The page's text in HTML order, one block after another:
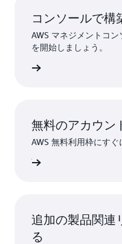
コンソールで構
AWS マネジメントコ
を開始しましょう。
無料のアカウン
AWS 無料利用枠にすぐ
追加の製品関連
る